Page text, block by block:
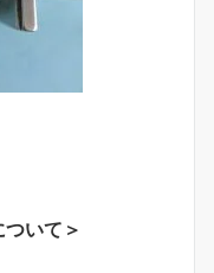
ついて＞